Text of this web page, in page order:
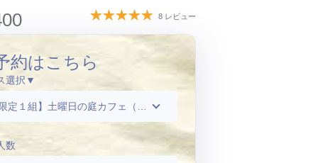
約はこちら
選択▼
数
8 レビュー